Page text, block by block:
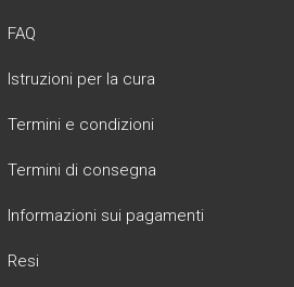
FAQ
Istruzioni per la cura
Termini e condizioni
Termini di consegna
Informazioni sui pagamenti
Resi